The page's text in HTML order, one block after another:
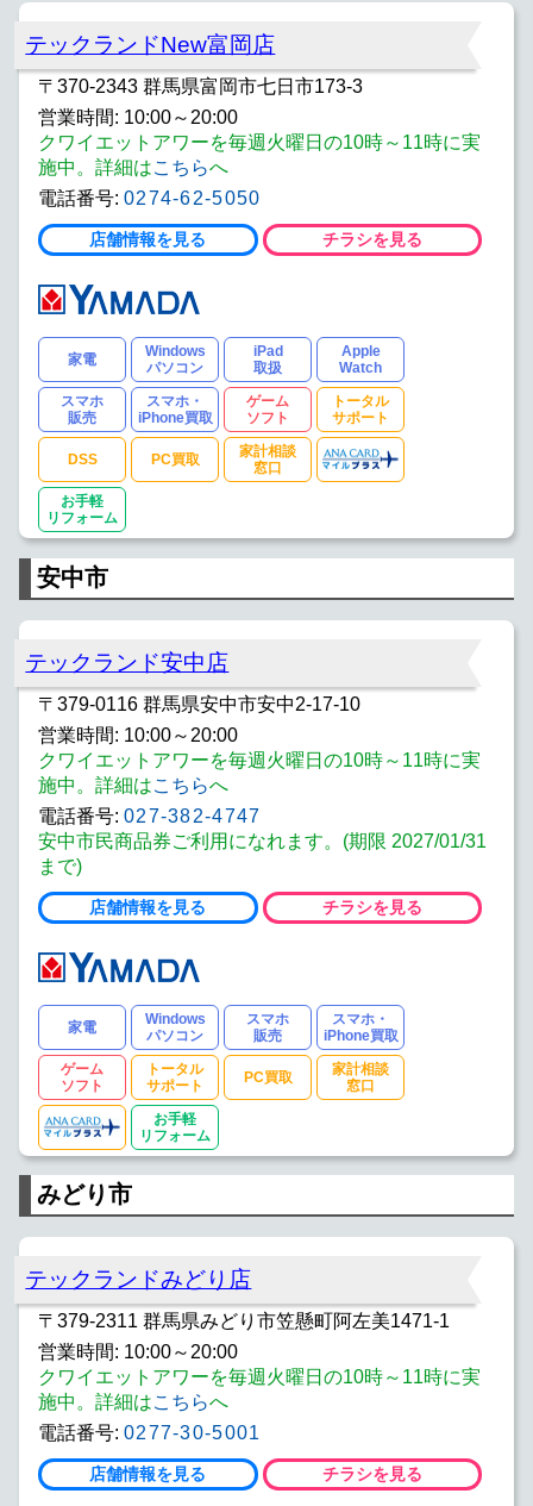
テックランドNew富岡店
〒370-2343 群馬県富岡市七日市173-3
営業時間: 10:00～20:00
クワイエットアワーを毎週火曜日の10時～11時に実
施中。詳細はこちらへ
電話番号: 0274-62-5050
店舗情報を見る チラシを見る
家電
Windows
パソコン
iPad
取扱
Apple
Watch
スマホ
販売
スマホ・
iPhone買取
ゲーム
ソフト
トータル
サポート
DSS PC買取
家計相談
窓口
お手軽
リフォーム
安中市
テックランド安中店
〒379-0116 群馬県安中市安中2-17-10
営業時間: 10:00～20:00
クワイエットアワーを毎週火曜日の10時～11時に実
施中。詳細はこちらへ
電話番号: 027-382-4747
安中市民商品券ご利用になれます。(期限 2027/01/31
まで)
店舗情報を見る チラシを見る
家電
Windows
パソコン
スマホ
販売
スマホ・
iPhone買取
ゲーム
ソフト
トータル
サポート
PC買取
家計相談
窓口
お手軽
リフォーム
みどり市
テックランドみどり店
〒379-2311 群馬県みどり市笠懸町阿左美1471-1
営業時間: 10:00～20:00
クワイエットアワーを毎週火曜日の10時～11時に実
施中。詳細はこちらへ
電話番号: 0277-30-5001
店舗情報を見る チラシを見る